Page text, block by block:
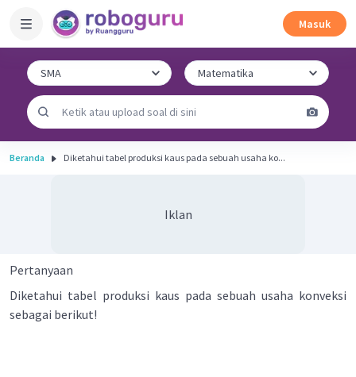
Masuk
Beranda Diketahui tabel produksi kaus pada sebuah usaha ko...
Iklan
Pertanyaan
Diketahui tabel produksi kaus pada sebuah usaha konveksi
sebagai berikut!